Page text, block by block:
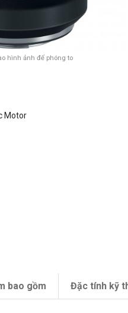
hình ảnh để phóng to
Motor
bao gồm Đặc tính kỹ